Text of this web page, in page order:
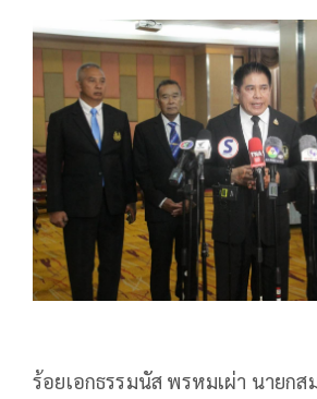
ร้อยเอกธรรมนัส พรหมเผ่า นายก